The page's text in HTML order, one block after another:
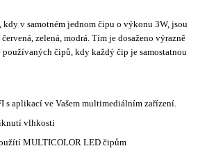
v samotném jednom čipu o výkonu 3W, jsou
zelená, modrá. Tím je dosaženo výrazně
čipů, kdy každý čip je samostatnou
aplikací ve Vašem multimediálním zařízení.
vlhkosti
MULTICOLOR LED čipům